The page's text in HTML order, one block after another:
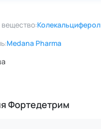
Колекальциферол
Medana Pharma
Фортедетрим